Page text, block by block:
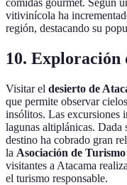
comidas gourmet. Según
vitivinícola ha
región, destacando su
10. Exploración
Visitar el desierto de
que permite observar
insólitos. Las excursiones
lagunas altiplánicas. Dada
destino ha cobrado gran
la Asociación de
visitantes a Atacama
el turismo responsable.